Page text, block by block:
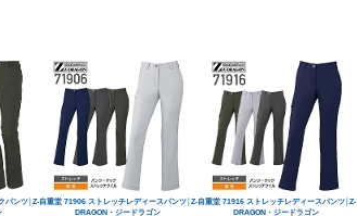
パンツ│Z-自重堂 71906 ストレッチレディースパンツ│Z-
DRAGON・ジードラゴン
自重堂 71916 ストレッチレディースパンツ│Z-
DRAGON・ジードラゴン